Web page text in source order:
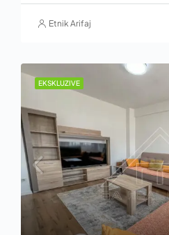
Etnik Arifaj
EKSKLUZIVE